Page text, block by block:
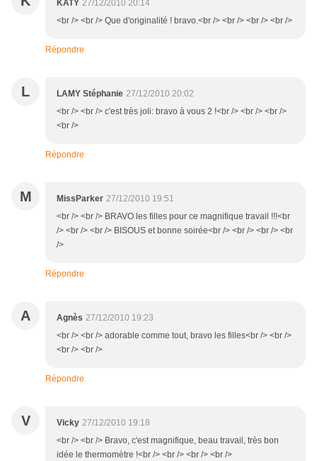
KATY 27/12/2010 20:14
<br /> <br /> Que d'originalité ! bravo.<br /> <br /> <br /> <br />
Répondre
L LAMY Stéphanie 27/12/2010 20:02
<br /> <br /> c'est très joli: bravo à vous 2 !<br /> <br /> <br />
<br />
Répondre
M MissParker 27/12/2010 19:51
<br /> <br /> BRAVO les filles pour ce magnifique travail !!!<br
/> <br /> <br /> BISOUS et bonne soirée<br /> <br /> <br /> <br
/>
Répondre
A Agnès 27/12/2010 19:23
<br /> <br /> adorable comme tout, bravo les filles<br /> <br />
<br /> <br />
Répondre
V Vicky 27/12/2010 19:18
<br /> <br /> Bravo, c'est magnifique, beau travail, très bon
idée le thermomètre !<br /> <br /> <br /> <br />